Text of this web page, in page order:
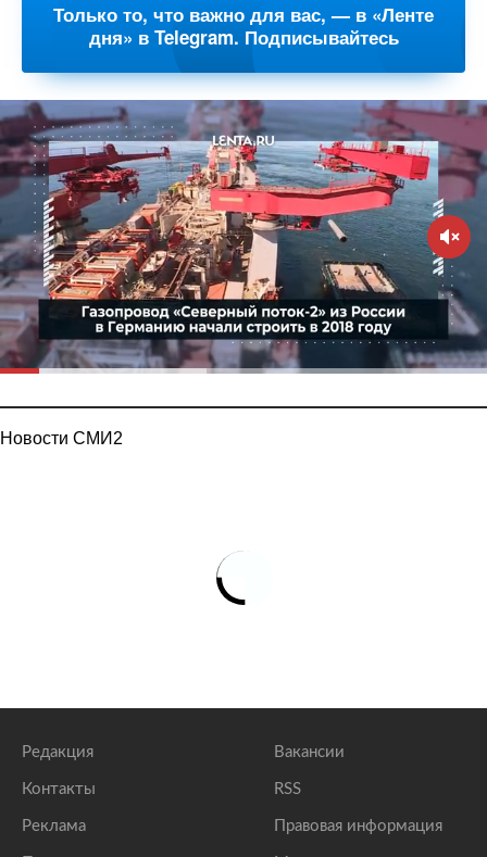
Только то, что важно для вас, — в «Ленте
дня» в Telegram. Подписывайтесь
Новости СМИ2
Редакция
Контакты
Реклама
Вакансии
RSS
Правовая информация